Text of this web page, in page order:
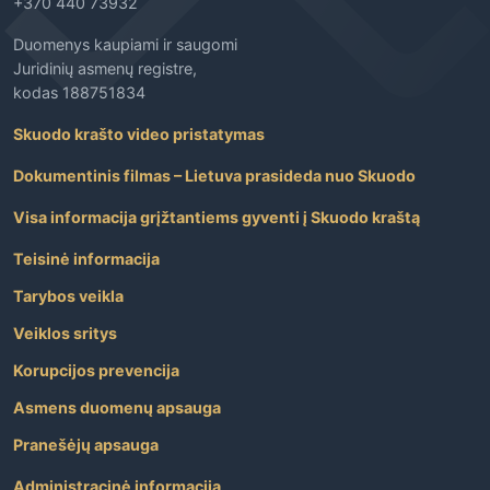
Duomenys kaupiami ir saugomi
Juridinių asmenų registre,
kodas 188751834
Skuodo krašto video pristatymas
Dokumentinis filmas – Lietuva prasideda nuo Skuodo
Visa informacija grįžtantiems gyventi į Skuodo kraštą
Teisinė informacija
Tarybos veikla
Veiklos sritys
Korupcijos prevencija
Asmens duomenų apsauga
Pranešėjų apsauga
Administracinė informacija